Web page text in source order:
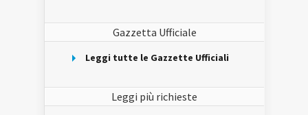
Gazzetta Ufficiale
Leggi tutte le Gazzette Ufficiali
Leggi più richieste